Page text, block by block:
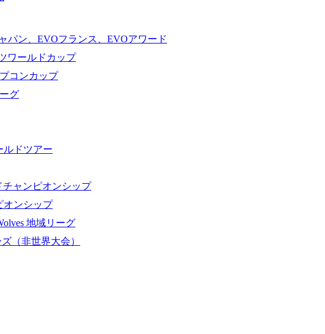
パン、EVOフランス、EVOアワード
ワールドカップ
コンカップ
グ
ルドツアー
チャンピオンシップ
オンシップ
地域リーグ
（非世界大会）